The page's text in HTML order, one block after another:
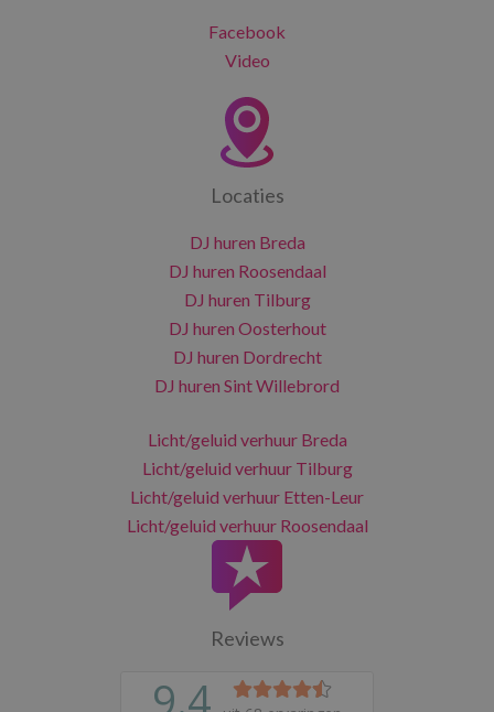
Facebook
Video
Locaties
DJ huren Breda
DJ huren Roosendaal
DJ huren Tilburg
DJ huren Oosterhout
DJ huren Dordrecht
DJ huren Sint Willebrord
Licht/geluid verhuur Breda
Licht/geluid verhuur Tilburg
Licht/geluid verhuur Etten-Leur
Licht/geluid verhuur Roosendaal
Reviews